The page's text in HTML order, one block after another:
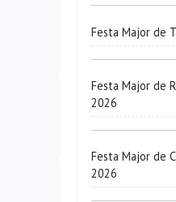
Festa Major de
Festa Major de
2026
Festa Major de
2026